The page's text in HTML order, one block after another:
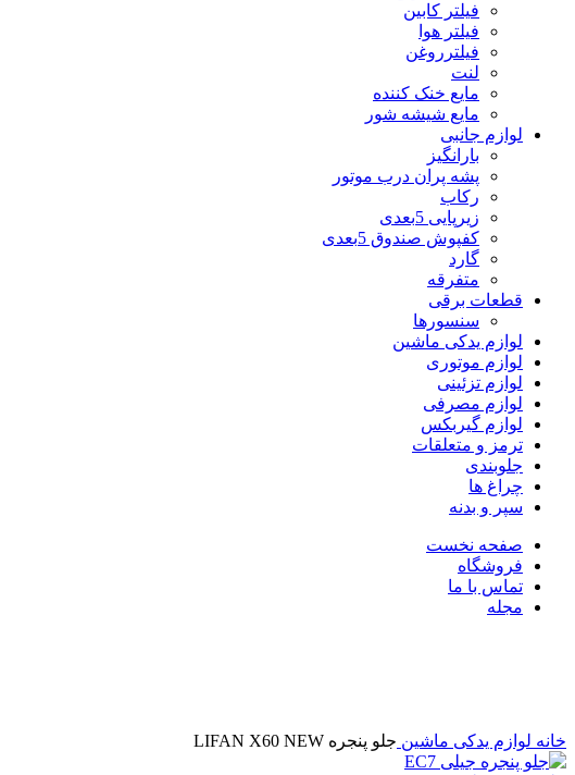
فیلتر کابین
فیلتر هوا
فیلترروغن
لنت
مایع خنک کننده
مایع شیشه شور
لوازم جانبی
بارانگیز
پشه پران درب موتور
رکاب
زیرپایی 5بعدی
کفپوش صندوق 5بعدی
گارد
متفرقه
قطعات برقی
سنسورها
لوازم یدکی ماشین
لوازم موتوری
لوازم تزئینی
لوازم مصرفی
لوازم گیربکس
ترمز و متعلقات
جلوبندی
چراغ ها
سپر و بدنه
صفحه نخست
فروشگاه
تماس با ما
مجله
خانه لوازم یدکی ماشین جلو پنجره LIFAN X60 NEW